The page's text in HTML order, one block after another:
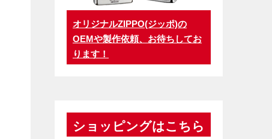
オリジナルZIPPO(ジッポ)の
OEMや製作依頼、お待ちしてお
ります！
ショッピングはこちら